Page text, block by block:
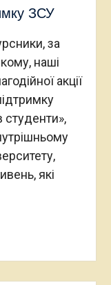
ЗСУ
за
наші
акції
студенти»,
які